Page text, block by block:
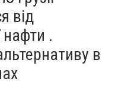
від
нафти .
в